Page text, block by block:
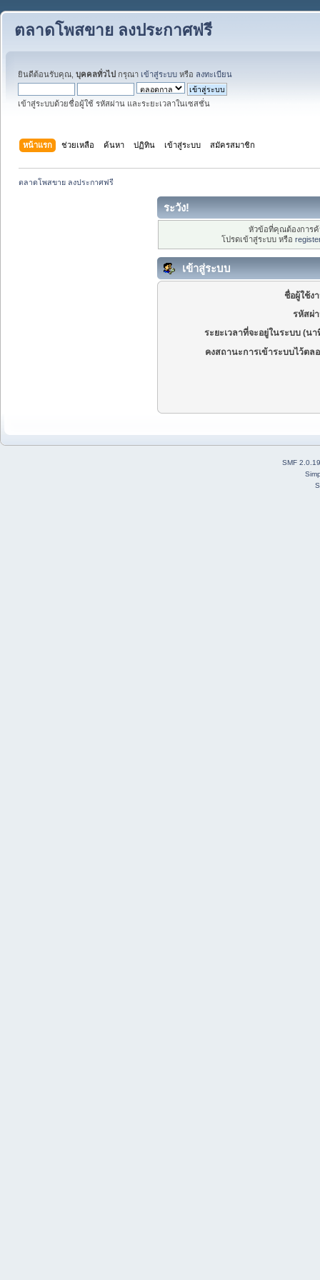
ตลาดโพสขาย ลงประกาศฟรี
ยินดีต้อนรับคุณ, บุคคลทั่วไป กรุณา เข้าสู่ระบบ หรือ ลงทะเบียน
เข้าสู่ระบบด้วยชื่อผู้ใช้ รหัสผ่าน และระยะเวลาในเซสชั่น
หน้าแรก ช่วยเหลือ ค้นหา ปฏิทิน เข้าสู่ระบบ สมัครสมาชิก
ตลาดโพสขาย ลงประกาศฟรี
ระวัง!
หัวข้อที่คุณต้องการ
โปรดเข้าสู่ระบบ หรือ
เข้าสู่ระบบ
ชื่อผู้ใช้ง
รหัสผ่
ระยะเวลาที่จะอยู่ในระบบ (นา
คงสถานะการเข้าระบบไว้ตล
SMF 2.0.19